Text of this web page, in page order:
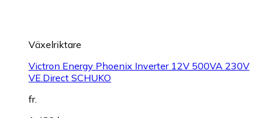
Växelriktare
Victron Energy Phoenix Inverter 12V 500VA 230V
VE.Direct SCHUKO
fr.